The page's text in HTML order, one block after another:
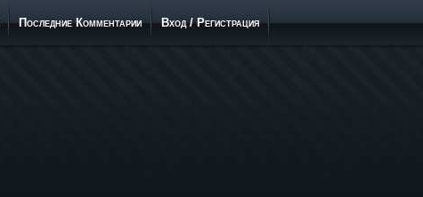
Последние Комментарии Вход / Регистрация